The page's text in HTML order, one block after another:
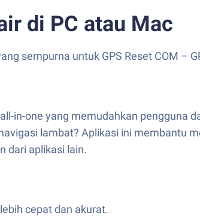
di PC atau Mac
sempurna untuk GPS Reset COM –
in-one yang memudahkan pengguna
lambat? Aplikasi ini membantu
dari aplikasi lain.
cepat dan akurat.